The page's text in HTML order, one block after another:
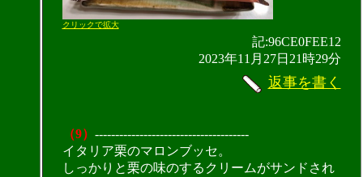
クリックで拡大
記:96CE0FEE12
2023年11月27日21時29分
返事を書く
（9） --------------------------------------
イタリア栗のマロンブッセ。
しっかりと栗の味のするクリームがサンドされ